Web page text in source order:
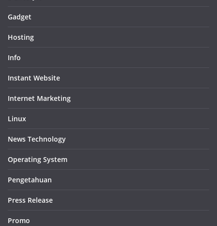
Gadget
Hosting
Info
Instant Website
Internet Marketing
Linux
News Technology
Operating System
Pengetahuan
Press Release
Promo